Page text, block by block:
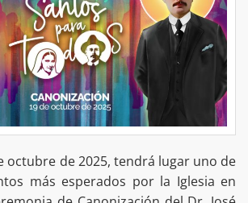
octubre de 2025, tendrá lugar uno de
más esperados por la Iglesia en